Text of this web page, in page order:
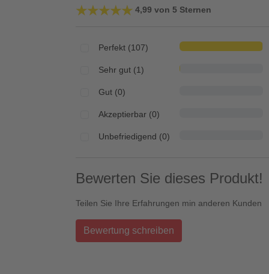
★★★★★
★★★★★ 4,99 von 5 Sternen
Perfekt (107)
Sehr gut (1)
Gut (0)
Akzeptierbar (0)
Unbefriedigend (0)
Bewerten Sie dieses Produkt!
Teilen Sie Ihre Erfahrungen min anderen Kunden
Bewertung schreiben